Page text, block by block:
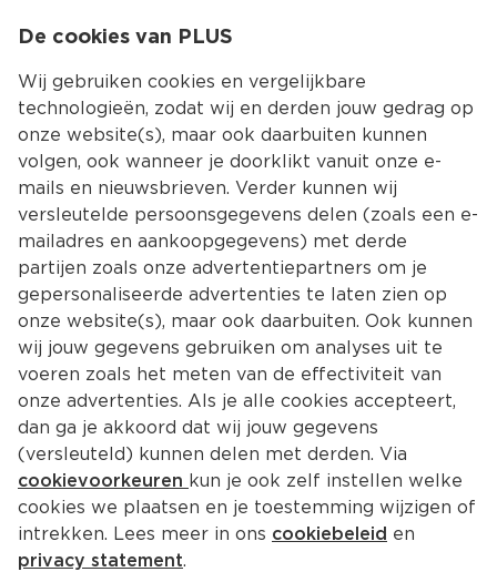
Kies jouw
Terug Producten
Verstegen Kruidenmix Napoli
Per Pot 100 g  (per kilo €65.90)
De cookies van PLUS
Wij gebruiken cookies en vergelijkbare
technologieën, zodat wij en derden jouw gedrag op
onze website(s), maar ook daarbuiten kunnen
volgen, ook wanneer je doorklikt vanuit onze e-
mails en nieuwsbrieven. Verder kunnen wij
versleutelde persoonsgegevens delen (zoals een e-
mailadres en aankoopgegevens) met derde
partijen zoals onze advertentiepartners om je
gepersonaliseerde advertenties te laten zien op
onze website(s), maar ook daarbuiten. Ook kunnen
wij jouw gegevens gebruiken om analyses uit te
voeren zoals het meten van de effectiviteit van
onze advertenties. Als je alle cookies accepteert,
dan ga je akkoord dat wij jouw gegevens
(versleuteld) kunnen delen met derden. Via
cookievoorkeuren kun je ook zelf instellen welke
cookies we plaatsen en je toestemming wijzigen of
intrekken. Lees meer in ons cookiebeleid en
privacy statement.